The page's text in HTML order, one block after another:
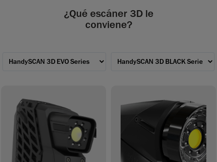
¿Qué escáner 3D le
conviene?